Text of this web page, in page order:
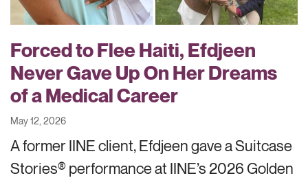
Forced to Flee Haiti, Efdjeen
Never Gave Up On Her Dreams
of a Medical Career
May 12, 2026
A former IINE client, Efdjeen gave a Suitcase
Stories® performance at IINE’s 2026 Golden